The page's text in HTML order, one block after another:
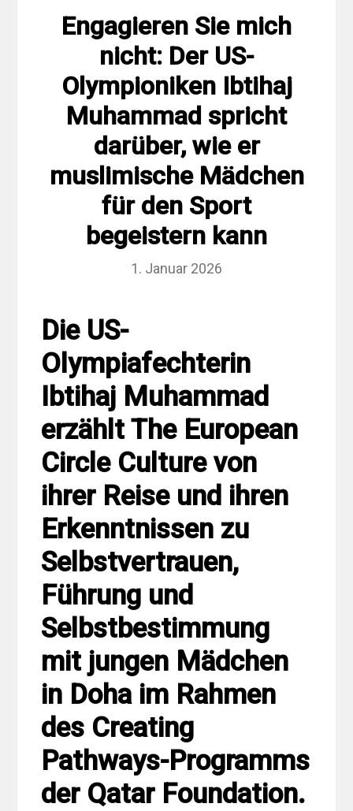
Engagieren Sie mich
nicht: Der US-
Olympioniken Ibtihaj
Muhammad spricht
darüber, wie er
muslimische Mädchen
für den Sport
begeistern kann
1. Januar 2026
Die US-
Olympiafechterin
Ibtihaj Muhammad
erzählt The European
Circle Culture von
ihrer Reise und ihren
Erkenntnissen zu
Selbstvertrauen,
Führung und
Selbstbestimmung
mit jungen Mädchen
in Doha im Rahmen
des Creating
Pathways-Programms
der Qatar Foundation.